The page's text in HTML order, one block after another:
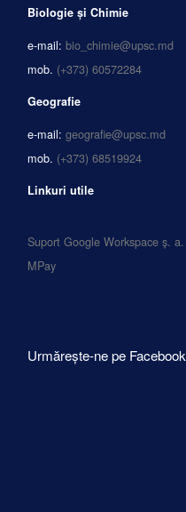
Biologie și Chimie
e-mail: bio_chimie@upsc.md
mob. (+373) 60572284
Geografie
e-mail: geografie@upsc.md
mob. (+373) 68519924
Linkuri utile
Suport Google Workspace ș. a.
MPay
Urmărește-ne pe Facebook